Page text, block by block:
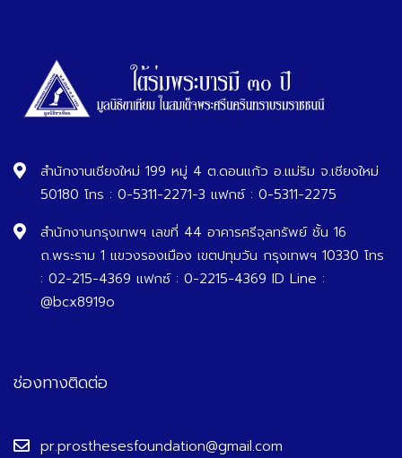
สำนักงานเชียงใหม่ 199 หมู่ 4 ต.ดอนแก้ว อ.แม่ริม จ.เชียงใหม่
50180 โทร : 0-5311-2271-3 แฟกซ์ : 0-5311-2275
สำนักงานกรุงเทพฯ เลขที่ 44 อาคารศรีจุลทรัพย์ ชั้น 16
ถ.พระราม 1 แขวงรองเมือง เขตปทุมวัน กรุงเทพฯ 10330 โทร
: 02-215-4369 แฟกซ์ : 0-2215-4369 ID Line :
@bcx8919o
ช่องทางติดต่อ
pr.prosthesesfoundation@gmail.com